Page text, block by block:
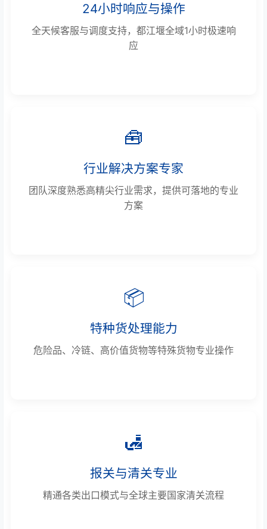
24小时响应与操作
全天候客服与调度支持，都江堰全域1小时极速响
应
🧰
行业解决方案专家
团队深度熟悉高精尖行业需求，提供可落地的专业
方案
📦
特种货处理能力
危险品、冷链、高价值货物等特殊货物专业操作
🛃
报关与清关专业
精通各类出口模式与全球主要国家清关流程